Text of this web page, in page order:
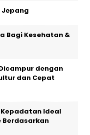
Jepang
Bagi Kesehatan &
dengan
dan Cepat
Kepadatan Ideal
Berdasarkan